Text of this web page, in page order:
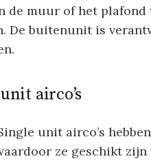
de muur of het
De buitenunit is
airco’s
unit airco’s
ze geschikt